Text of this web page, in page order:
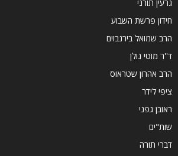
גרעין תורני
חידון פרשת השבוע
הרב שמואל בירנבוים
ד''ר מוטי גולן
הרב אהרון שטראוס
ציפי לידר
ראובן גפני
שות"ים
דברי תורה